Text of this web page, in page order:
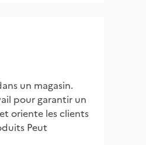
un magasin.
pour garantir un
oriente les clients
Peut